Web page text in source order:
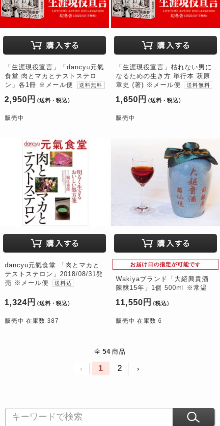
「生涯現役宣言」「dancyu元氣
食堂 肉とマカとテストステロ
ン」各1冊 ※メール便
送料無料
2,950円 （送料・税込）
販売中
「生涯現役宣言」枯れない男に
なるための生き方 単行本 萩原
章史 (著) ※メール便
送料無料
1,650円 （送料・税込）
販売中
dancyu元氣食堂 「肉とマカと
テストステロン」2018/08/31発
売 ※メール便
送料込
1,324円 （送料・税込）
販売中 在庫数 387
お届け日の指定が可能です
Wakiyaブランド「大紹興貴酒
陳醸15年」1個 500ml ※常温
11,550円 （税込）
販売中 在庫数 6
全 54 商品
‹ 1 2 ›